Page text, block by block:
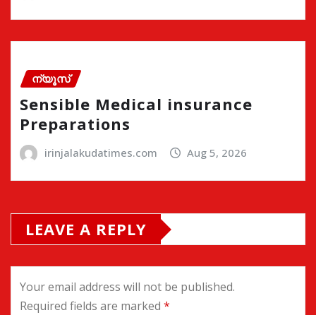
ന്യൂസ്
Sensible Medical insurance
Preparations
irinjalakudatimes.com Aug 5, 2026
LEAVE A REPLY
Your email address will not be published.
Required fields are marked *